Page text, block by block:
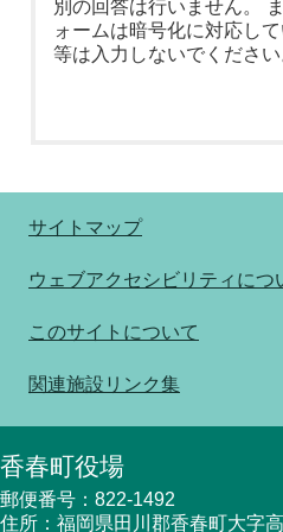
別の回答は行いません。
ォームは暗号化に対応し
等は入力しないでください
サイトマップ
ウェブアクセシビリティにつ
このサイトについて
関連施設リンク集
香春町役場
郵便番号：822-1492
住所：福岡県田川郡香春町大字